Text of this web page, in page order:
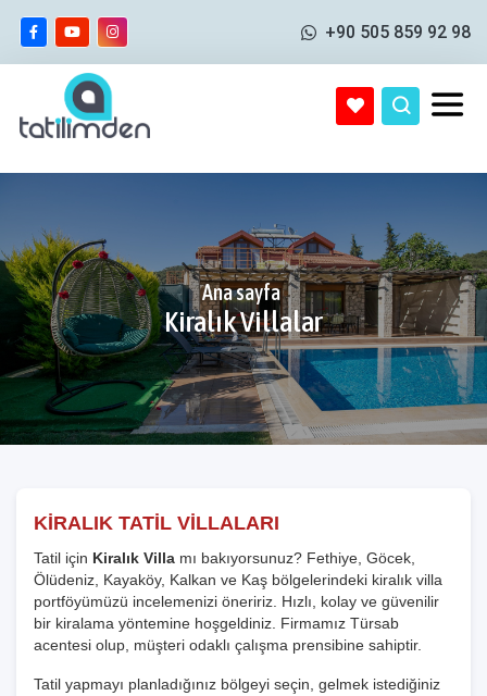
+90 505 859 92 98
Ana sayfa
Kiralık Villalar
KİRALIK TATİL VİLLALARI
Tatil için Kiralık Villa mı bakıyorsunuz? Fethiye, Göcek,
Ölüdeniz, Kayaköy, Kalkan ve Kaş bölgelerindeki kiralık villa
portföyümüzü incelemenizi öneririz. Hızlı, kolay ve güvenilir
bir kiralama yöntemine hoşgeldiniz. Firmamız Türsab
acentesi olup, müşteri odaklı çalışma prensibine sahiptir.
Tatil yapmayı planladığınız bölgeyi seçin, gelmek istediğiniz